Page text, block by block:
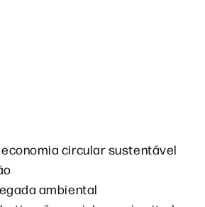
circular sustentável
ambiental